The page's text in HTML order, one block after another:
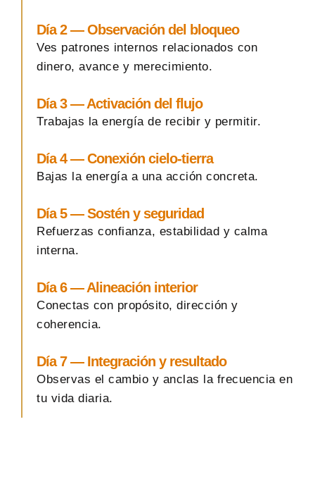
Día 2 — Observación del bloqueo
Ves patrones internos relacionados con
dinero, avance y merecimiento.
Día 3 — Activación del flujo
Trabajas la energía de recibir y permitir.
Día 4 — Conexión cielo-tierra
Bajas la energía a una acción concreta.
Día 5 — Sostén y seguridad
Refuerzas confianza, estabilidad y calma
interna.
Día 6 — Alineación interior
Conectas con propósito, dirección y
coherencia.
Día 7 — Integración y resultado
Observas el cambio y anclas la frecuencia en
tu vida diaria.